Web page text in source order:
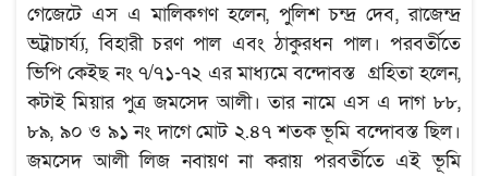
গেজেটে এস এ মালিকগণ হলেন, পুলিশ চন্দ্র দেব, রাজেন্দ্র
ভট্্রাচার্য্য, বিহারী চরণ পাল এবং ঠাকুরধন পাল। পরবর্তীতে
ভিপি কেইছ নং ৭/৭১-৭২ এর মাধ্যমে বন্দোবস্ত গ্রহিতা হলেন,
কটাই মিয়ার পুত্র জমসেদ আলী। তার নামে এস এ দাগ ৮৮,
৮৯, ৯০ ও ৯১ নং দাগে মোট ২.৪৭ শতক ভূমি বন্দোবস্ত ছিল।
জমসেদ আলী লিজ নবায়ণ না করায় পরবর্তীতে এই ভূমি